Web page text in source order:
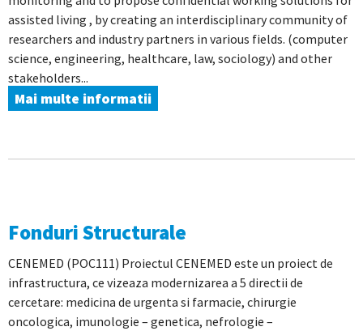
assisted living , by creating an interdisciplinary community of
researchers and industry partners in various fields. (computer
science, engineering, healthcare, law, sociology) and other
stakeholders...
Mai multe informatii
Fonduri Structurale
CENEMED (POC111) Proiectul CENEMED este un proiect de
infrastructura, ce vizeaza modernizarea a 5 directii de
cercetare: medicina de urgenta si farmacie, chirurgie
oncologica, imunologie – genetica, nefrologie –